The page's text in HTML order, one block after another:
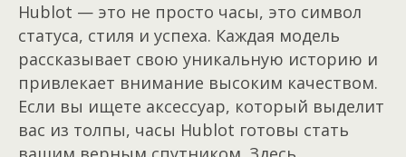
Hublot — это не просто часы, это символ
статуса, стиля и успеха. Каждая модель
рассказывает свою уникальную историю и
привлекает внимание высоким качеством.
Если вы ищете аксессуар, который выделит
вас из толпы, часы Hublot готовы стать